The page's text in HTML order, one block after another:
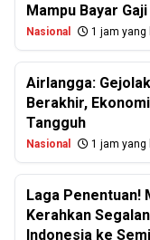
Mampu Bayar Gaji
Nasional 1 jam yang
Airlangga:
Berakhir,
Tangguh
Nasional 1 jam yang
Laga Penentuan!
Kerahkan
Indonesia ke